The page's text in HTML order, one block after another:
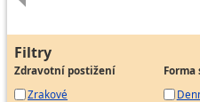
Filtry
Zdravotní postižení
Zrakové